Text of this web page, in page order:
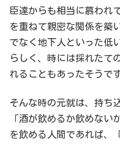
臣達からも相当に慕われ
を重ねて親密な関係を築
でなく地下人といった低
らしく、時には採れたて
れることもあったそうです
そんな時の元就は、持ち
「酒が飲めるか飲めない
を飲める人間であれば、